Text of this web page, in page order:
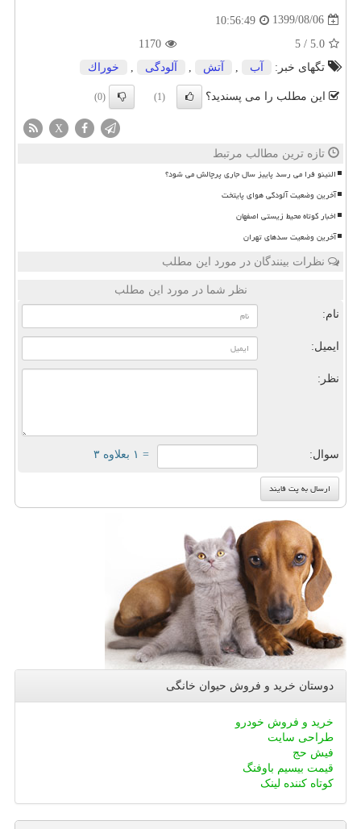
1399/08/06
10:56:49
5.0
/
5
1170
تگهای خبر:
آب آتش آلودگی خوراك
این مطلب را می پسندید؟ (1)
(0)
X
تازه ترین مطالب مرتبط
النینو فرا می رسد پاییز سال جاری پرچالش می شود؟
آخرین وضعیت آلودگی هوای پایتخت
اخبار کوتاه محیط زیستی اصفهان
آخرین وضعیت سدهای تهران
نظرات بینندگان در مورد این مطلب
نظر شما در مورد این مطلب
نام:
ایمیل:
نظر:
سوال: = ۱ بعلاوه ۳
دوستان خرید و فروش حیوان خانگی
خرید و فروش خودرو
طراحی سایت
فیش حج
قیمت بیسیم باوفنگ
کوتاه کننده لینک